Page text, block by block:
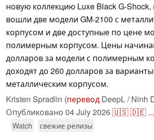
новую коллекцию Luxe Black G-
вошли две модели GM-2100 с
корпусом и две доступные по цене
полимерным корпусом. Цены
долларов за модели с полимерным
доходят до 260 долларов за
металлическим корпусом.
Kristen Spradlin (перевод DeepL / Ninh
Опубликовано 04 July 2026🇺🇸🇩🇪 ...
Watch свежие релизы